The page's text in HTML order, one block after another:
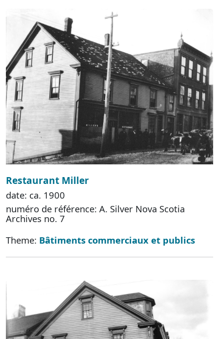
Restaurant Miller
date: ca. 1900
numéro de référence: A. Silver Nova Scotia
Archives no. 7
Theme: Bâtiments commerciaux et publics